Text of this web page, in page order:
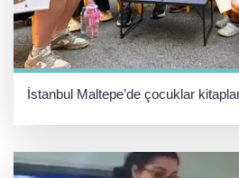
İstanbul Maltepe’de çocuklar